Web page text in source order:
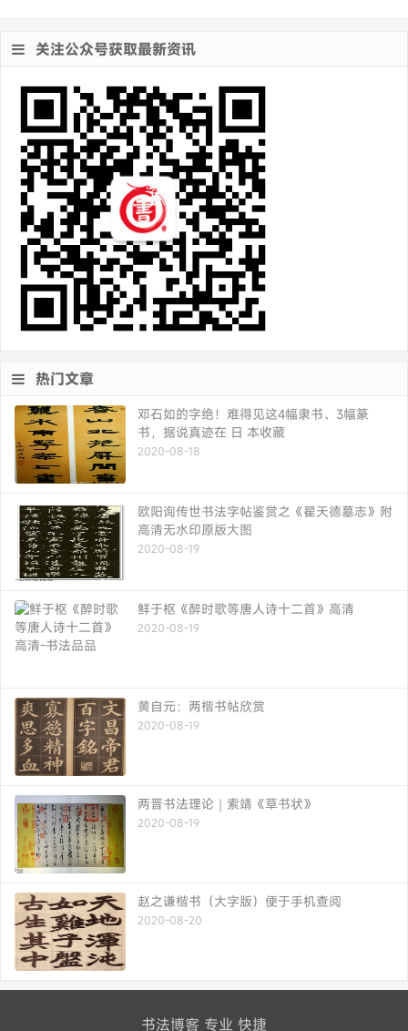
关注公众号获取最新资讯
热门文章
邓石如的字绝！难得见这4幅隶书、3幅篆
书，据说真迹在 日 本收藏
2020-08-18
欧阳询传世书法字帖鉴赏之《翟天德墓志》附
高清无水印原版大图
2020-08-19
鲜于枢《醉时歌等唐人诗十二首》高清
2020-08-19
黄自元：两楷书帖欣赏
2020-08-19
两晋书法理论｜索靖《草书状》
2020-08-19
赵之谦楷书（大字版）便于手机查阅
2020-08-20
书法博客 专业 快捷